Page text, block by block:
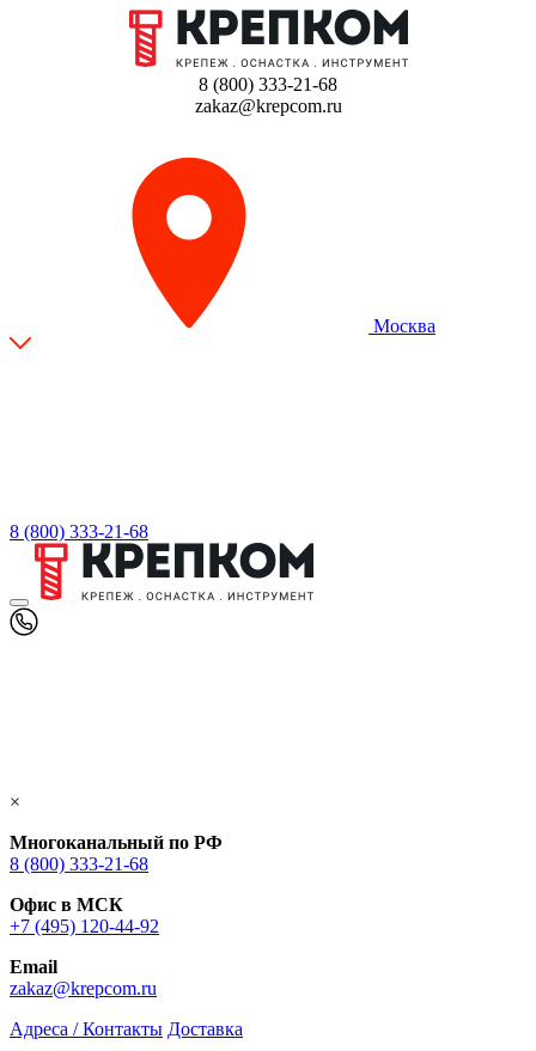
8 (800) 333-21-68
zakaz@krepcom.ru
Москва
8 (800) 333-21-68
×
Многоканальный по РФ
8 (800) 333‑21-68
Офис в МСК
+7 (495) 120-44-92
Email
zakaz@krepcom.ru
Адреса / Контакты Доставка